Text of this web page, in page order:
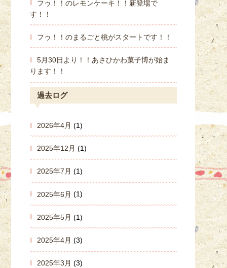
フゥ！！のレモンケーキ！！新登場で
す！！
フゥ！！のまるごと桃がスタートです！！
5月30日より！！あさひかわ菓子博が始ま
ります！！
過去ログ
2026年4月 (1)
2025年12月 (1)
2025年7月 (1)
2025年6月 (1)
2025年5月 (1)
2025年4月 (3)
2025年3月 (3)